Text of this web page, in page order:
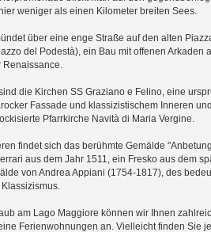
weniger als einen Kilometer breiten Sees.
über eine enge Straße auf den alten
del Podestà), ein Bau mit offenen Arkaden
die Kirchen SS Graziano e Felino, eine
Fassade und klassizistischem Inneren
Pfarrkirche Navità di Maria Vergine.
findet sich das berühmte Gemälde
aus dem Jahr 1511, ein Fresko aus dem
von Andrea Appiani (1754-1817), des
am Lago Maggiore können wir Ihnen
Ferienwohnungen an. Vielleicht finden Sie